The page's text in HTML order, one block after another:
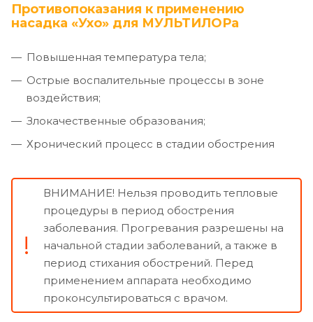
Противопоказания к применению
насадка «Ухо» для МУЛЬТИЛОРа
Повышенная температура тела;
Острые воспалительные процессы в зоне
воздействия;
Злокачественные образования;
Хронический процесс в стадии обострения
ВНИМАНИЕ! Нельзя проводить тепловые
процедуры в период обострения
заболевания. Прогревания разрешены на
начальной стадии заболеваний, а также в
период стихания обострений. Перед
применением аппарата необходимо
проконсультироваться с врачом.